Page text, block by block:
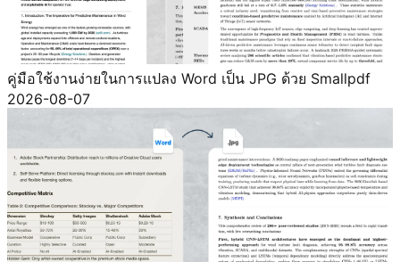
คู่มือใช้งานง่ายในการแปลง Word เป็น JPG ด้วย Smallpdf
2026-08-07